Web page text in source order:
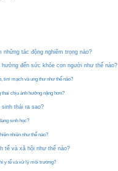
tác động nghiêm trọng nào?
đến sức khỏe con người như thế nào?
tim mạch và ung thư như thế nào?
chịu ảnh hưởng nặng hơn?
thái ra sao?
sinh học?
nhiên như thế nào?
tế và xã hội như thế nào?
y tế và xử lý môi trường?